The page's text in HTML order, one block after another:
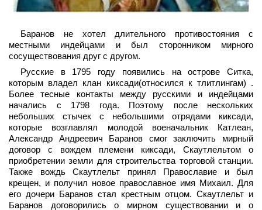
Баранов не хотел длительного противостояния с
местными индейцами и был сторонником мирного
сосуществования друг с другом.
Русские в 1795 году появились на острове Ситка,
которым владел клан киксади(относился к тлитлингам) .
Более тесные контакты между русскими и индейцами
начались с 1798 года. Поэтому после нескольких
небольших стычек с небольшими отрядами киксади,
которые возглавлял молодой военачальник Катлеан,
Александр Андреевич Баранов смог заключить мирный
договор с вождем племени киксади, Скаутлельтом о
приобретении земли для строительства торговой станции.
Также вождь Скаутлельт принял Православие и был
крещен, и получил новое православное имя Михаил. Для
его дочери Баранов стал крестным отцом. Скаутлельт и
Баранов договорились о мирном существовании и о